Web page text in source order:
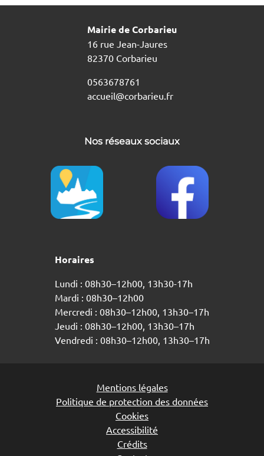
Mairie de Corbarieu
16 rue Jean-Jaures
82370 Corbarieu
0563678761
accueil@corbarieu.fr
Nos réseaux sociaux
Horaires
Lundi : 08h30–12h00, 13h30-17h
Mardi : 08h30–12h00
Mercredi : 08h30–12h00, 13h30–17h
Jeudi : 08h30–12h00, 13h30–17h
Vendredi : 08h30–12h00, 13h30–17h
Mentions légales
Politique de protection des données
Cookies
Accessibilité
Crédits